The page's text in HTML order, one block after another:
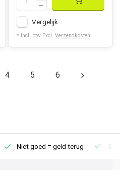
Vergelijk
* Incl. btw Excl. Verzendkosten
4 5 6
Niet goed = geld terug